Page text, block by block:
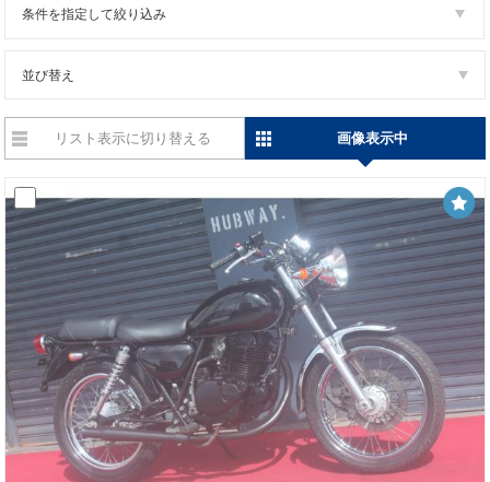
条件を指定して絞り込み
並び替え
リスト表示に切り替える 画像表示中